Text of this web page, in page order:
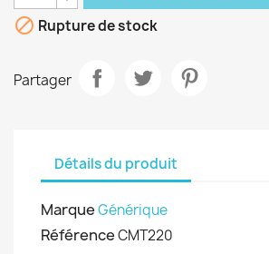
 Rupture de stock
Partager
Détails du produit
MarqueGénérique
RéférenceCMT220